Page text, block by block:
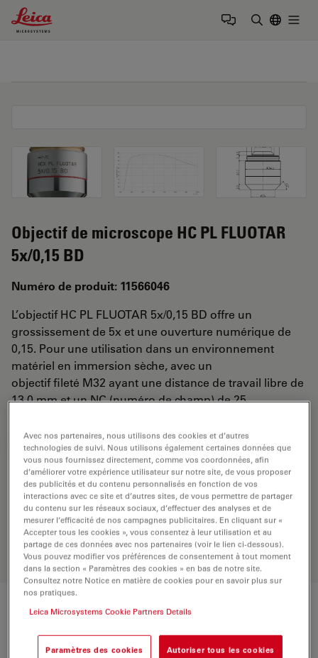
Leica Microsystems Logo
Objectif de microscope HC PL FLUOTAR
5x/0,15 BD
Numéro de produit: 11566046
L’objectif HC PL FLUOTAR 5x/0,15 BD offre un
grossissement de 5x et une ouverture numérique de
0,15. Pour une utilisation dans un environnement
matériel en immersion sèche, avec un
objectif fileté M32 ayant une distance de travail libre de
13,0 mm et un NC (numéro de champ) de 25.
DEMANDE DE DEVIS
Découvrez la solution idéale.
Explorez notresélecteur d’objectifs
comparez les alternatives et trouvez
l’option la mieux adaptée à vos
besoins.
Caractéristiques techniques
Avec nos partenaires, nous utilisons des cookies et d’autres
technologies de suivi. Nous utilisons également certaines données que
vous nous fournissez directement, comme vos coordonnées, afin
d’améliorer votre expérience utilisateur sur notre site, de vous proposer
des publicités et du contenu personnalisés en fonction de vos
interactions avec ce site et d’autres sites, de vous permettre de partager
du contenu sur les réseaux sociaux, d’effectuer des analyses et de
mesurer l’efficacité de nos campagnes publicitaires. En cliquant sur «
Accepter tous les cookies », vous consentez à leur utilisation et au
partage de ces données avec nos partenaires (voir le lien ci-dessous).
Vous pouvez modifier vos préférences de consentement à tout moment
dans la section « Paramètres des cookies » en bas de notre site.
Consultez notre Notice en matière de cookies pour en savoir plus sur
nos pratiques.
Leica Microsystems Cookie Partners Details
Paramètres des cookies Autoriser tous les cookies